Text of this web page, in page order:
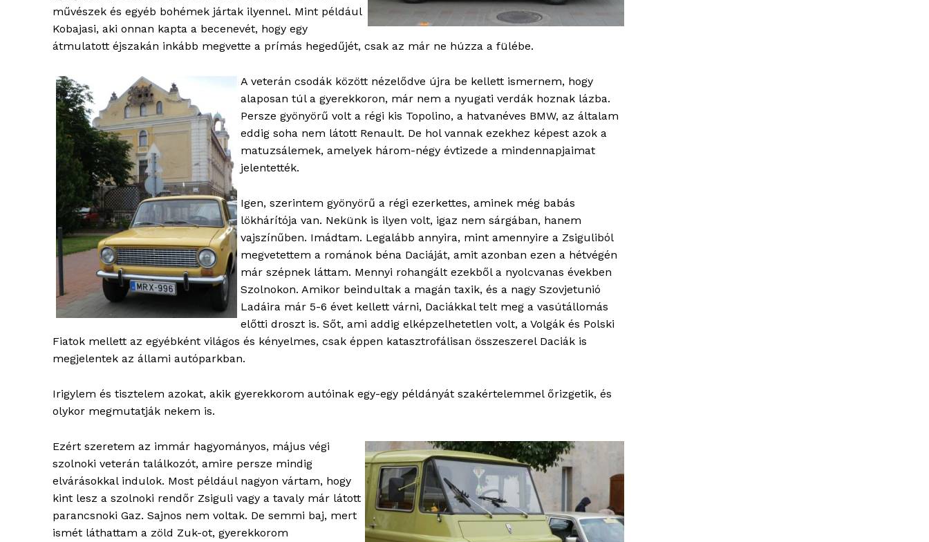
szubjektív
élményportál
ELŐFIZETÉS
Hasznos
bSZ fiók
Előfizetés
Kapcsolat
Adatkezelési tájékoztató
művészek és egyéb bohémek jártak ilyennel. Mint például
Kobajasi, aki onnan kapta a becenevét, hogy egy
átmulatott éjszakán inkább megvette a prímás hegedűjét, csak az már ne húzza a fülébe.
A veterán csodák között nézelődve újra be kellett ismernem, hogy
alaposan túl a gyerekkoron, már nem a nyugati verdák hoznak lázba.
Persze gyönyörű volt a régi kis Topolino, a hatvanéves BMW, az általam
eddig soha nem látott Renault. De hol vannak ezekhez képest azok a
matuzsálemek, amelyek három-négy évtizede a mindennapjaimat
jelentették.
Igen, szerintem gyönyörű a régi ezerkettes, aminek még babás
lökhárítója van. Nekünk is ilyen volt, igaz nem sárgában, hanem
vajszínűben. Imádtam. Legalább annyira, mint amennyire a Zsiguliból
megvetettem a románok béna Daciáját, amit azonban ezen a hétvégén
már szépnek láttam. Mennyi rohangált ezekből a nyolcvanas években
Szolnokon. Amikor beindultak a magán taxik, és a nagy Szovjetunió
Ladáira már 5-6 évet kellett várni, Daciákkal telt meg a vasútállomás
előtti droszt is. Sőt, ami addig elképzelhetetlen volt, a Volgák és Polski
Fiatok mellett az egyébként világos és kényelmes, csak éppen katasztrofálisan összeszerel Daciák is
megjelentek az állami autóparkban.
Irigylem és tisztelem azokat, akik gyerekkorom autóinak egy-egy példányát szakértelemmel őrizgetik, és
olykor megmutatják nekem is.
Ezért szeretem az immár hagyományos, május végi
szolnoki veterán találkozót, amire persze mindig
elvárásokkal indulok. Most például nagyon vártam, hogy
kint lesz a szolnoki rendőr Zsiguli vagy a tavaly már látott
parancsnoki Gaz. Sajnos nem voltak. De semmi baj, mert
ismét láthattam a zöld Zuk-ot, gyerekkorom